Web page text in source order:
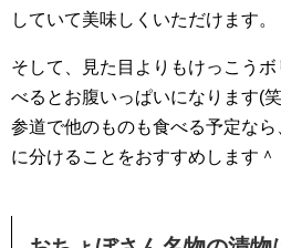
していて美味しくいただけます。
そして、見た目よりもけっこう
べるとお腹いっぱいになります(
参道で他のものも食べる予定な
に分けることをおすすめします＾